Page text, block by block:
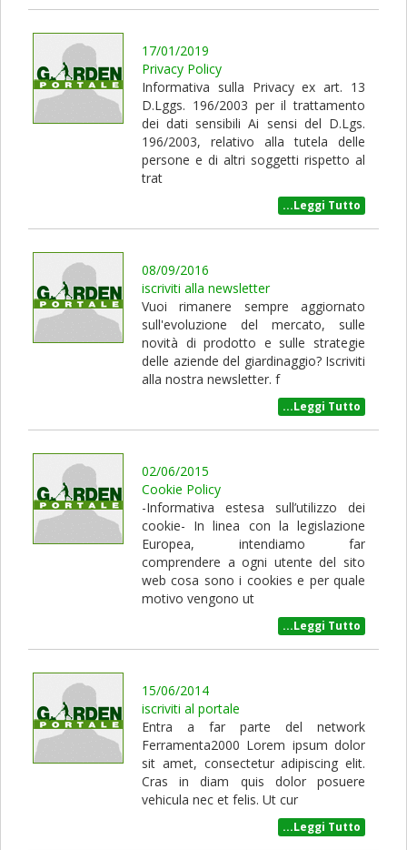
17/01/2019
Privacy Policy
Informativa sulla Privacy ex art. 13
D.Lggs. 196/2003 per il trattamento
dei dati sensibili Ai sensi del D.Lgs.
196/2003, relativo alla tutela delle
persone e di altri soggetti rispetto al
trat
...Leggi Tutto
08/09/2016
iscriviti alla newsletter
Vuoi rimanere sempre aggiornato
sull'evoluzione del mercato, sulle
novità di prodotto e sulle strategie
delle aziende del giardinaggio? Iscriviti
alla nostra newsletter. f
...Leggi Tutto
02/06/2015
Cookie Policy
-Informativa estesa sull’utilizzo dei
cookie- In linea con la legislazione
Europea, intendiamo far
comprendere a ogni utente del sito
web cosa sono i cookies e per quale
motivo vengono ut
...Leggi Tutto
15/06/2014
iscriviti al portale
Entra a far parte del network
Ferramenta2000 Lorem ipsum dolor
sit amet, consectetur adipiscing elit.
Cras in diam quis dolor posuere
vehicula nec et felis. Ut cur
...Leggi Tutto